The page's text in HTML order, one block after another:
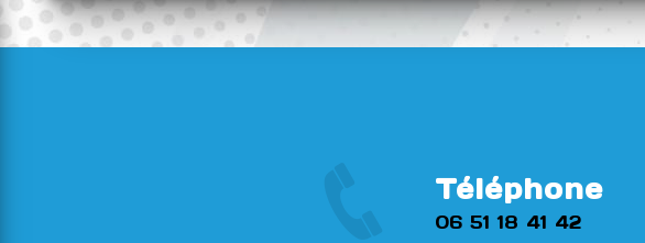
Téléphone
06 51 18 41 42